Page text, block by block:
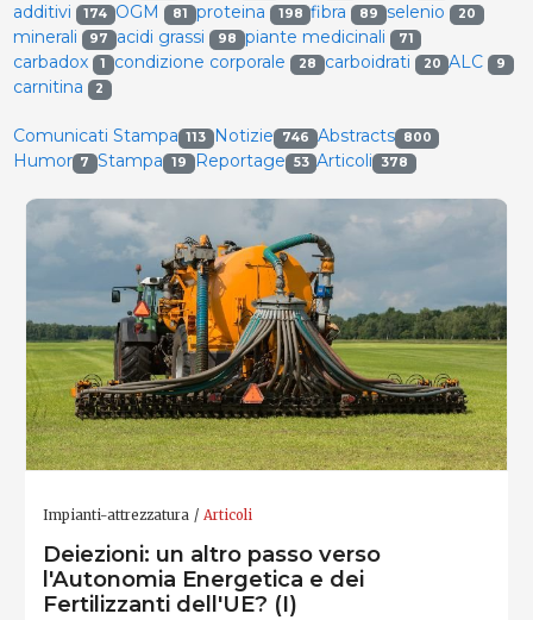
additivi 174 OGM 81 proteina 198 fibra 89 selenio 20
minerali 97 acidi grassi 98 piante medicinali 71
carbadox 1 condizione corporale 28 carboidrati 20 ALC 9
carnitina 2
Comunicati Stampa 113 Notizie 746 Abstracts 800
Humor 7 Stampa 19 Reportage 53 Articoli 378
Impianti-attrezzatura Articoli
Deiezioni: un altro passo verso
l'Autonomia Energetica e dei
Fertilizzanti dell'UE? (I)